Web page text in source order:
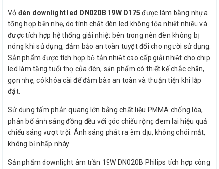
Vỏ đèn downlight led DN020B 19W D175 được làm bằng nhựa
tổng hợp bền nhẹ, do tính chất đèn led không tỏa nhiệt nhiều và
được tích hợp hệ thống giải nhiệt bên trong nên đèn không bị
nóng khi sử dụng, đảm bảo an toàn tuyệt đối cho người sử dụng.
Sản phẩm được tích hợp bộ tản nhiệt cao cấp giải nhiệt cho chip
led làm tăng tuổi thọ của đèn, sản phẩm có thiết kế chắc chắn,
gọn nhẹ, có khóa cài để đảm bào an toàn và thuận tiện khi lắp
đặt.
Sử dụng tấm phản quang lớn bằng chất liệu PMMA chống lóa,
phân bổ ánh sáng đồng đều với góc chiếu rộng đem lại hiệu quả
chiếu sáng vượt trội. Ánh sáng phát ra êm dịu, không chói mắt,
không bị nhấp nháy.
Sản phẩm downlight âm trần 19W DN020B Philips tích hợp công